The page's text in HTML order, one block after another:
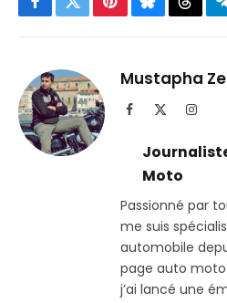
Facebook
TwitterPinterestBluesky
Mustapha
Facebook
Moto
Passionné par
me suis
automobile
page auto moto
j’ai lancé une